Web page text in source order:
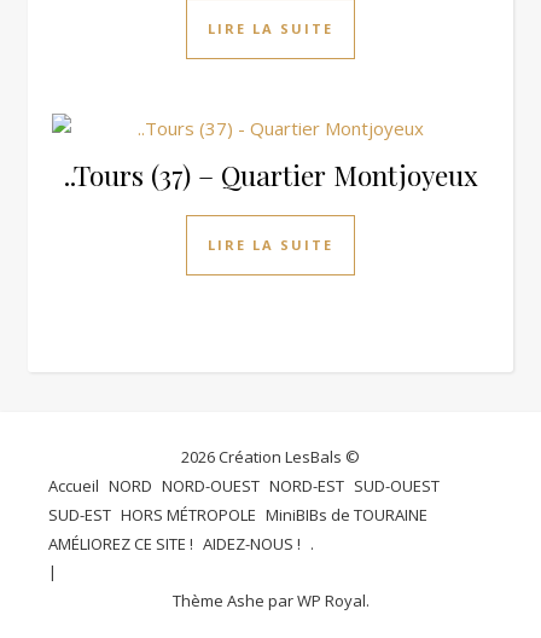
sur 5
LIRE LA SUITE
..Tours (37) – Quartier Montjoyeux
LIRE LA SUITE
2026 Création LesBals ©
Accueil NORD NORD-OUEST NORD-EST SUD-OUEST
SUD-EST HORS MÉTROPOLE MiniBIBs de TOURAINE
AMÉLIOREZ CE SITE ! AIDEZ-NOUS ! .
Thème Ashe parWP Royal.